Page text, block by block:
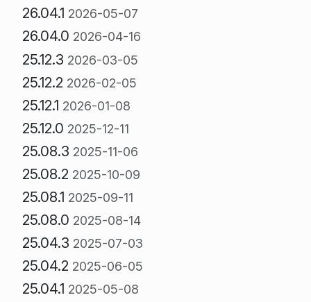
26.04.1 2026-05-07
26.04.0 2026-04-16
25.12.3 2026-03-05
25.12.2 2026-02-05
25.12.1 2026-01-08
25.12.0 2025-12-11
25.08.3 2025-11-06
25.08.2 2025-10-09
25.08.1 2025-09-11
25.08.0 2025-08-14
25.04.3 2025-07-03
25.04.2 2025-06-05
25.04.1 2025-05-08